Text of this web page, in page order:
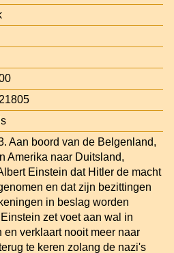
Aan boord van de Belgenland,
Amerika naar Duitsland,
Einstein dat Hitler de macht
en dat zijn bezittingen
in beslag worden
zet voet aan wal in
en verklaart nooit meer naar
te keren zolang de nazi's